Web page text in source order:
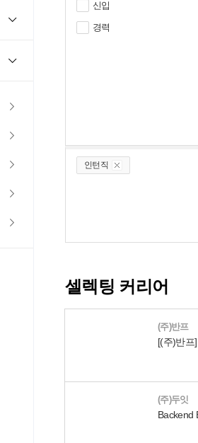
신입
경력
인턴직
셀렉팅 커리어
(주)반프
(주)두잇
Backend